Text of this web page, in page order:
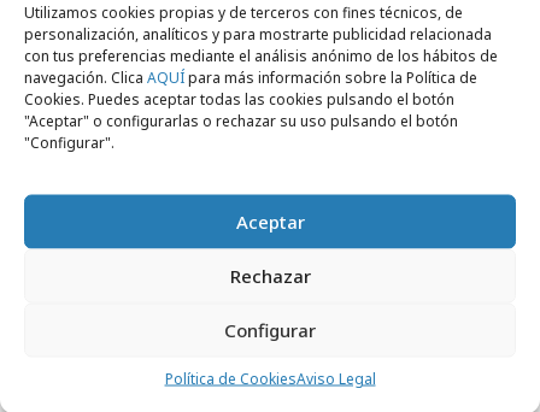
Utilizamos cookies propias y de terceros con fines técnicos, de
personalización, analíticos y para mostrarte publicidad relacionada
con tus preferencias mediante el análisis anónimo de los hábitos de
navegación. Clica AQUÍpara más información sobre la Política de
Cookies. Puedes aceptar todas las cookies pulsando el botón
"Aceptar" o configurarlas o rechazar su uso pulsando el botón
"Configurar".
Aceptar
Rechazar
Configurar
Política de CookiesAviso Legal